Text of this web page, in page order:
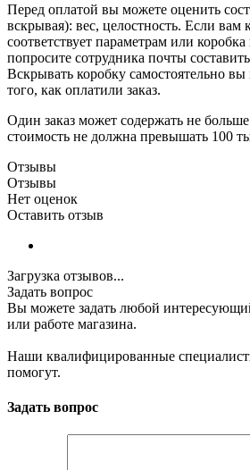
Перед оплатой вы можете оценить
вскрывая): вес, целостность. Если вам
соответствует параметрам или
попросите сотрудника почты
Вскрывать коробку самостоятельно
того, как оплатили заказ.
Один заказ может содержать не
стоимость не должна превышать 100
Отзывы
Отзывы
Нет оценок
Оставить отзыв
Загрузка отзывов...
Задать вопрос
Вы можете задать любой
или работе магазина.
Наши квалифицированные
помогут.
Задать вопрос